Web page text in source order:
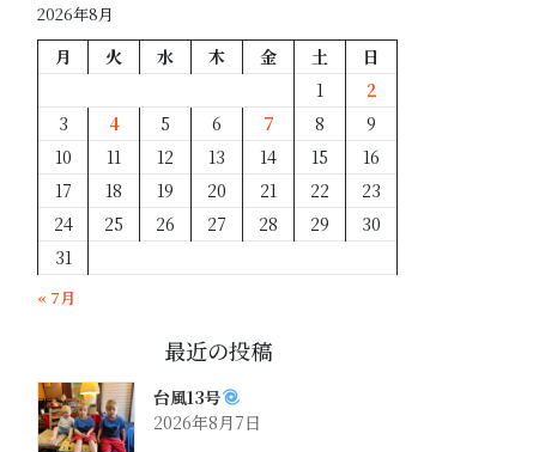
2026年8月
月 火 水 木 金 土
日
1
2
3
4 5 6 7 8
9
10
11 12 13 14 15
16
17
18 19 20 21 22
23
24
25 26 27 28 29
30
31
« 7月
最近の投稿
台風13号
2026年8月7日